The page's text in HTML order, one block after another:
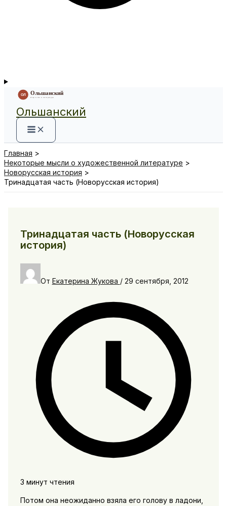
Ольшанский
Главная
Некоторые мысли о художественной литературе
Новорусская история
Тринадцатая часть (Новорусская история)
Тринадцатая часть (Новорусская
история)
От Екатерина Жукова / 29 сентября, 2012
3 минут чтения
Потом она неожиданно взяла его голову в ладони,